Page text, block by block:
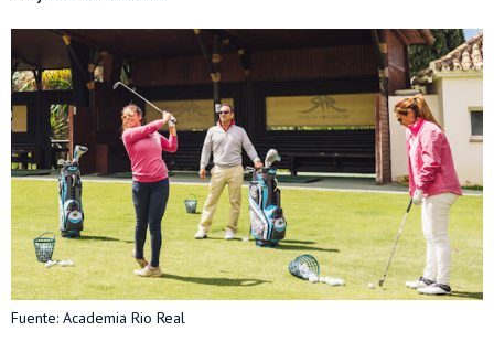
Fuente: Academia Rio Real